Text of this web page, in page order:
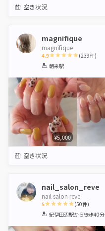
空き状況
magnifique
magnifique
4.9
1 2 3
(239件)
朝来駅
¥5,000
空き状況
nail_salon_reve
nail salon reve
5
1 2 3 4 5
(50件)
紀伊田辺駅から徒歩40分